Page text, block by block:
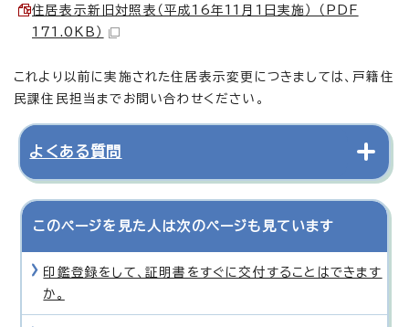
住居表示新旧対照表（平成16年11月1日実施） （PDF
171.0KB）
これより以前に実施された住居表示変更につきましては、戸籍住
民課住民担当までお問い合わせください。
よくある質問
このページを見た人は次のページも見ています
印鑑登録をして、証明書をすぐに交付することはできます
か。